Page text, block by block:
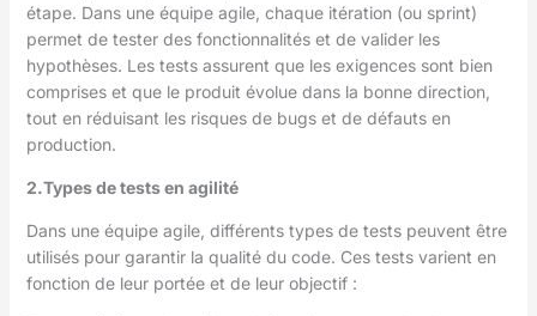
étape. Dans une équipe agile, chaque itération (ou sprint)
permet de tester des fonctionnalités et de valider les
hypothèses. Les tests assurent que les exigences sont bien
comprises et que le produit évolue dans la bonne direction,
tout en réduisant les risques de bugs et de défauts en
production.
2.Types de tests en agilité
Dans une équipe agile, différents types de tests peuvent être
utilisés pour garantir la qualité du code. Ces tests varient en
fonction de leur portée et de leur objectif :